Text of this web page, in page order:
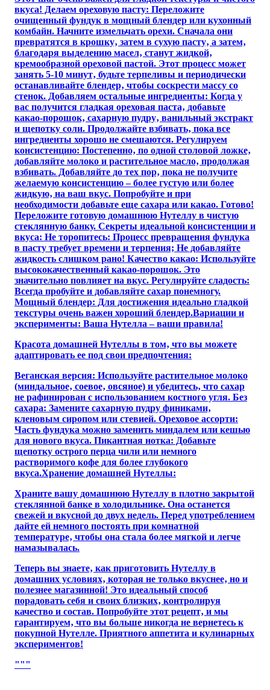
вкуса! Делаем ореховую пасту: Переложите
очищенный фундук в мощный блендер или кухонный
комбайн. Начните измельчать орехи. Сначала они
превратятся в крошку‚ затем в сухую пасту‚ а затем‚
благодаря выделению масел‚ станут жидкой‚
кремообразной ореховой пастой. Этот процесс может
занять 5-10 минут‚ будьте терпеливы и периодически
останавливайте блендер‚ чтобы соскрести массу со
стенок. Добавляем остальные ингредиенты: Когда у
вас получится гладкая ореховая паста‚ добавьте
какао-порошок‚ сахарную пудру‚ ванильный экстракт
и щепотку соли. Продолжайте взбивать‚ пока все
ингредиенты хорошо не смешаются. Регулируем
консистенцию: Постепенно‚ по одной столовой ложке‚
добавляйте молоко и растительное масло‚ продолжая
взбивать. Добавляйте до тех пор‚ пока не получите
желаемую консистенцию – более густую или более
жидкую‚ на ваш вкус. Попробуйте и при
необходимости добавьте еще сахара или какао. Готово!
Переложите готовую домашнюю Нутеллу в чистую
стеклянную банку. Секреты идеальной консистенции и
вкуса: Не торопитесь: Процесс превращения фундука
в пасту требует времени и терпения; Не добавляйте
жидкость слишком рано! Качество какао: Используйте
высококачественный какао-порошок. Это
значительно повлияет на вкус. Регулируйте сладость:
Всегда пробуйте и добавляйте сахар понемногу.
Мощный блендер: Для достижения идеально гладкой
текстуры очень важен хороший блендер.Вариации и
эксперименты: Ваша Нутелла – ваши правила!
Красота домашней Нутеллы в том‚ что вы можете
адаптировать ее под свои предпочтения:
Веганская версия: Используйте растительное молоко
(миндальное‚ соевое‚ овсяное) и убедитесь‚ что сахар
не рафинирован с использованием костного угля. Без
сахара: Замените сахарную пудру финиками‚
кленовым сиропом или стевией. Ореховое ассорти:
Часть фундука можно заменить миндалем или кешью
для нового вкуса. Пикантная нотка: Добавьте
щепотку острого перца чили или немного
растворимого кофе для более глубокого
вкуса.Хранение домашней Нутеллы:
Храните вашу домашнюю Нутеллу в плотно закрытой
стеклянной банке в холодильнике. Она останется
свежей и вкусной до двух недель. Перед употреблением
дайте ей немного постоять при комнатной
температуре‚ чтобы она стала более мягкой и легче
намазывалась.
Теперь вы знаете‚ как приготовить Нутеллу в
домашних условиях‚ которая не только вкуснее‚ но и
полезнее магазинной! Это идеальный способ
порадовать себя и своих близких‚ контролируя
качество и состав. Попробуйте этот рецепт‚ и мы
гарантируем‚ что вы больше никогда не вернетесь к
покупной Нутелле. Приятного аппетита и кулинарных
экспериментов!
"""